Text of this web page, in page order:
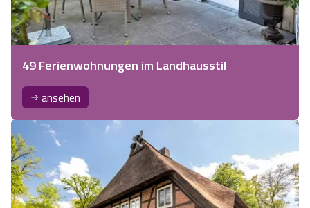
49 Ferienwohnungen im Landhausstil
ansehen